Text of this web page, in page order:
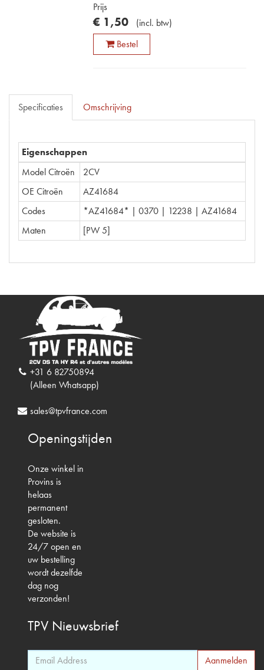
Prijs
€ 1,50 (incl. btw)
Bestel
Specificaties Omschrijving
Eigenschappen
Model Citroën
2CV
OE Citroën
AZ41684
Codes
*AZ41684* | 0370 | 12238 | AZ41684
Maten
[PW 5]
+31 6 82750894
(Alleen Whatsapp)
sales@tpvfrance.com
Openingstijden
Onze winkel in
Provins is
helaas
permanent
gesloten.
De website is
24/7 open en
uw bestelling
wordt dezelfde
dag nog
verzonden!
TPV Nieuwsbrief